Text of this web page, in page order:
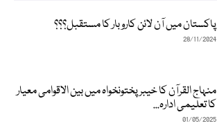
پاکستان میں آن لائن کاروبار کا مستقبل؟؟؟
28/11/2024
منہاج القرآن کا خیبرپختونخواہ میں بین الاقوامی معیار
کا تعلیمی ادارہ...
01/05/2025